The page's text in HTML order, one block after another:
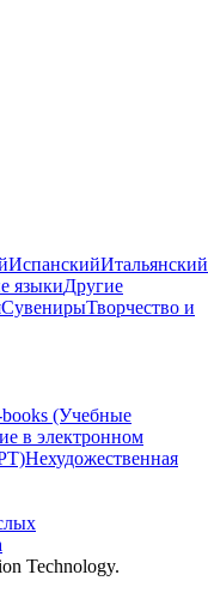
ИспанскийИтальянский
языкиДругие
СувенирыТворчество и
(Учебные
в электронном
Нехудожественная
Technology.